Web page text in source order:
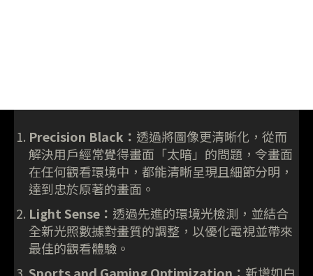
Precision Black： 透過將圖像更清晰化，從而
解決用戶經常覺得畫面「太暗」的問題，令畫面
在任何觀看環境中，都能清晰呈現且細節分明，
達到忠於原著的畫面。
Light Sense： 透過先進的環境光檢測，並結合
全新光照數據對畫質的調整，以優化電視並帶來
最佳的觀看體驗。